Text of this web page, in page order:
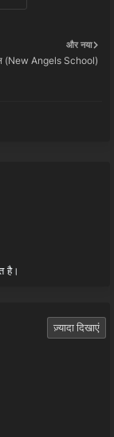
और नया
(New Angels School)
है।
ज़्यादा दिखाएं